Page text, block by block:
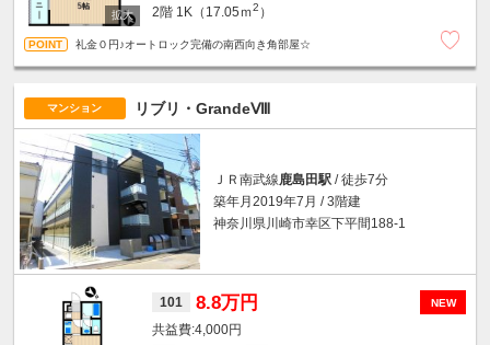
2階 1K（17.05ｍ2 ）
礼金０円♪オートロック完備の南西向き角部屋☆
マンション リブリ・GrandeⅧ
ＪＲ南武線鹿島田駅 / 徒歩7分
築年月2019年7月 / 3階建
神奈川県川崎市幸区下平間188-1
NEW
101 8.8万円
4,000円